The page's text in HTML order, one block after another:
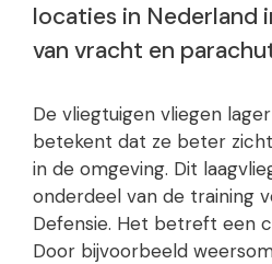
locaties in Nederland
van vracht en
De vliegtuigen vliegen
betekent dat ze beter
in de omgeving. Dit
onderdeel van de training
Defensie. Het betreft een
Door bijvoorbeeld